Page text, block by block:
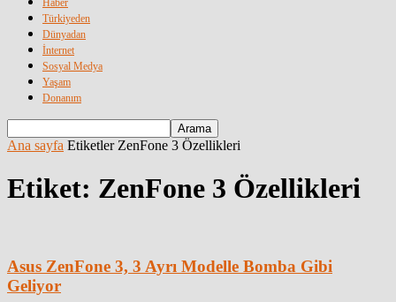
Haber
Türkiyeden
Dünyadan
İnternet
Sosyal Medya
Yaşam
Donanım
Ana sayfa Etiketler ZenFone 3 Özellikleri
Etiket: ZenFone 3 Özellikleri
Asus ZenFone 3, 3 Ayrı Modelle Bomba Gibi
Geliyor